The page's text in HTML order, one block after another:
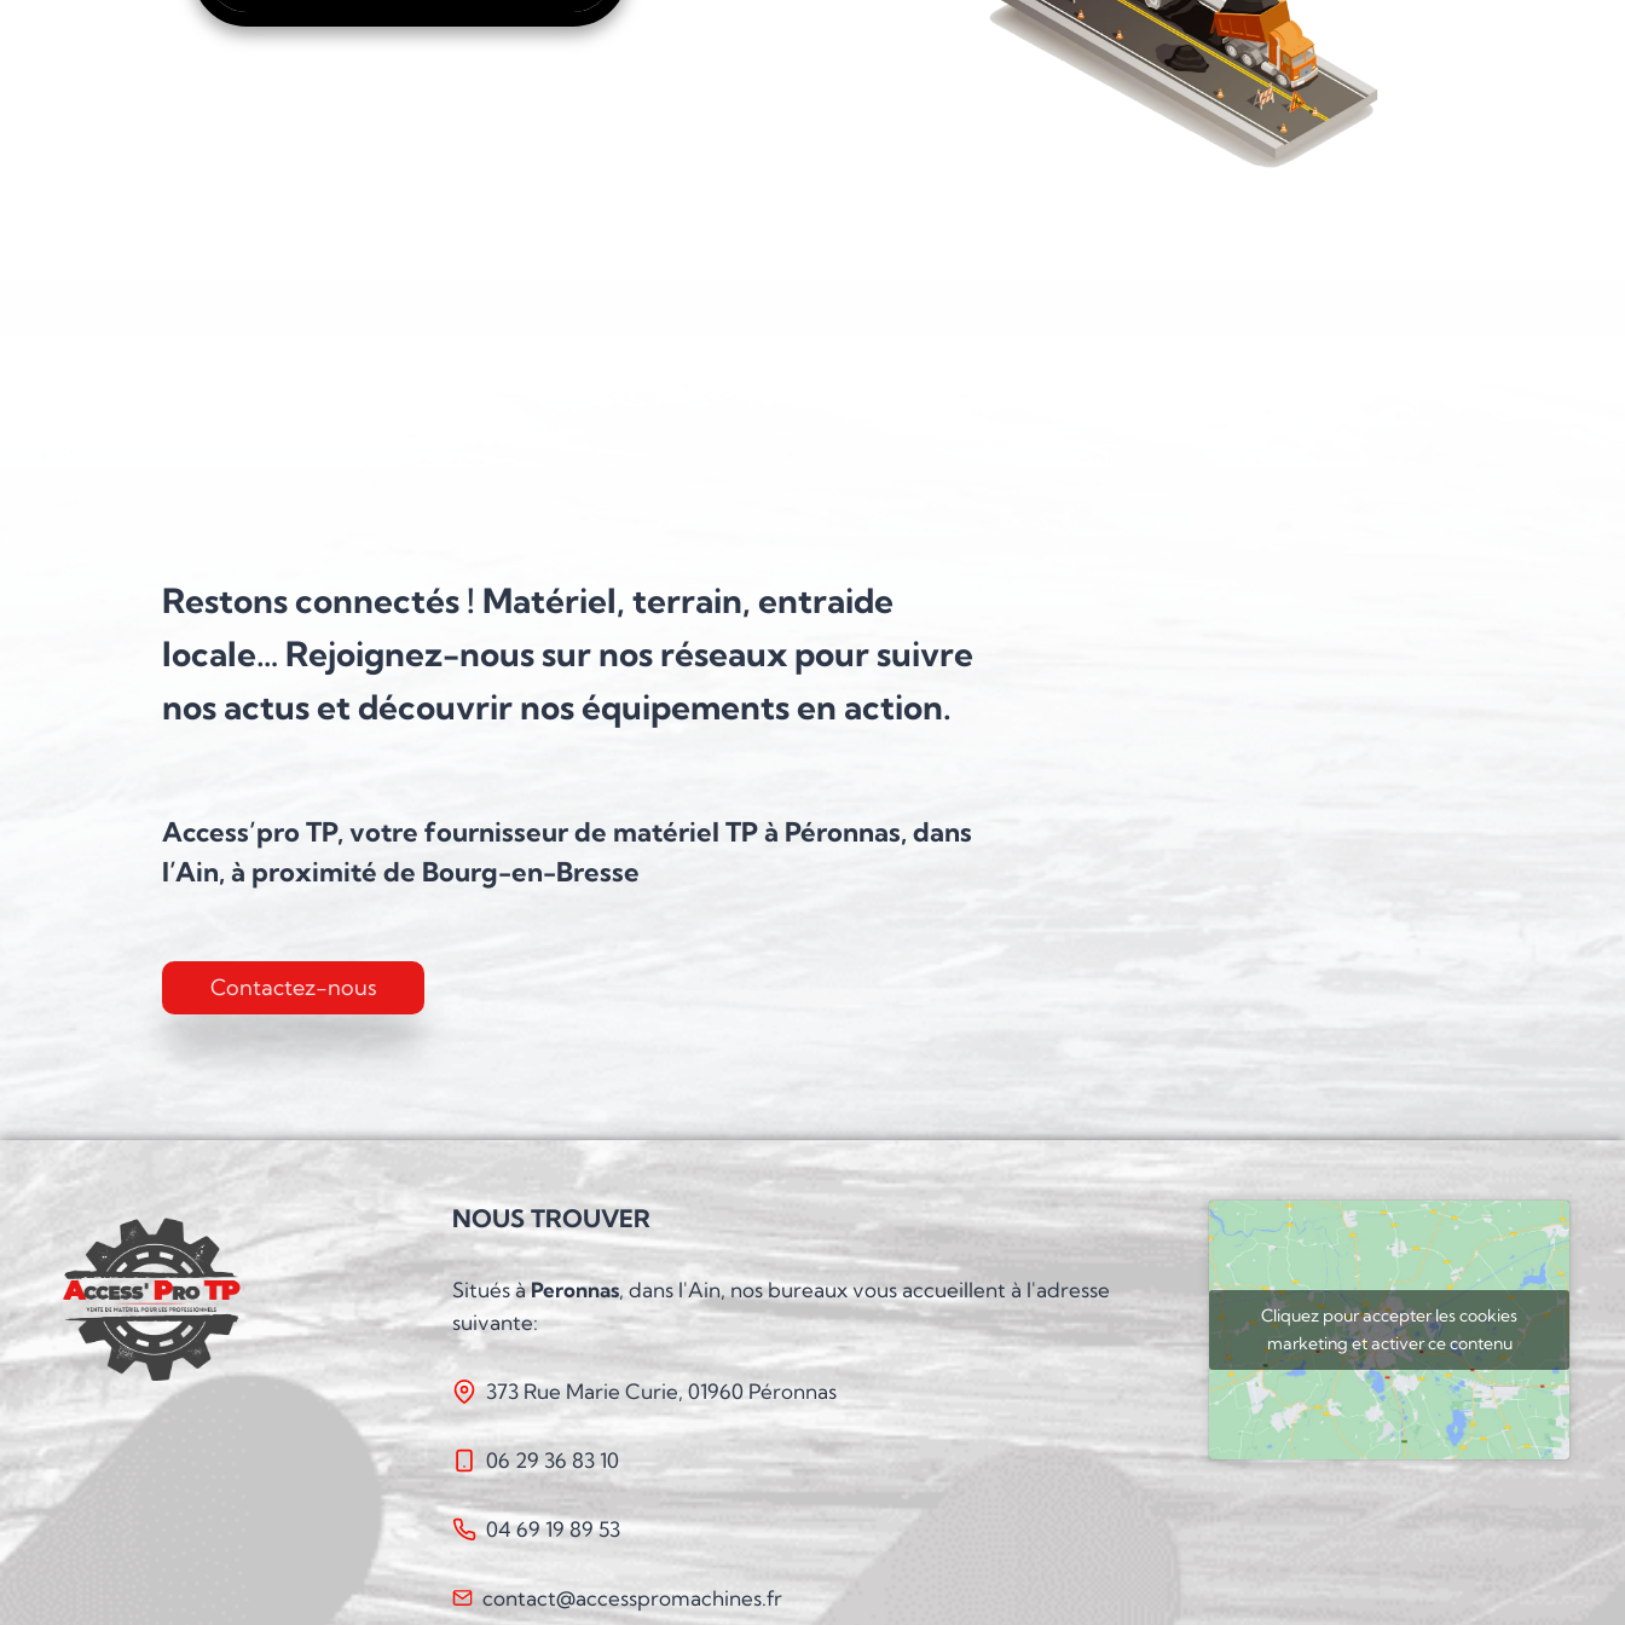
Restons connectés ! Matériel, terrain, entraide
locale… Rejoignez-nous sur nos réseaux pour suivre
nos actus et découvrir nos équipements en action.
Access’pro TP, votre fournisseur de matériel TP à Péronnas, dans
l’Ain, à proximité de Bourg-en-Bresse
Contactez-nous
NOUS TROUVER
Situés àPeronnas, dans l'Ain, nos bureaux vous accueillent à l'adresse
suivante:
373 Rue Marie Curie, 01960 Péronnas
06 29 36 83 10
04 69 19 89 53
contact@accesspromachines.fr
Cliquez pour accepter les cookies
marketing et activer ce contenu